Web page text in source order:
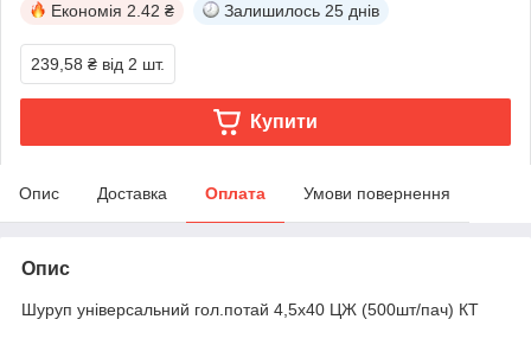
Економія 2.42 ₴ Залишилось 25 днів
239,58 ₴ від 2 шт.
Купити
Опис Доставка Оплата Умови повернення
Опис
Шуруп універсальний гол.потай 4,5х40 ЦЖ (500шт/пач) КТ